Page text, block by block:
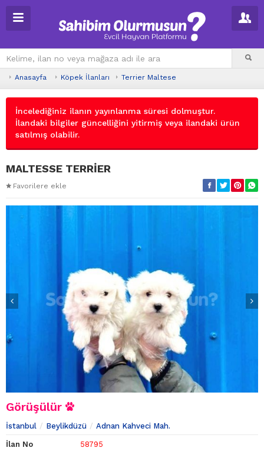
Anasayfa Köpek İlanları Terrier Maltese
İncelediğiniz ilanın yayınlanma süresi dolmuştur.
İlandaki bilgiler güncelliğini yitirmiş veya ilandaki ürün
satılmış olabilir.
MALTESSE TERRİER
Favorilere ekle
Görüşülür
İstanbul Beylikdüzü Adnan Kahveci Mah.
İlan No
58795